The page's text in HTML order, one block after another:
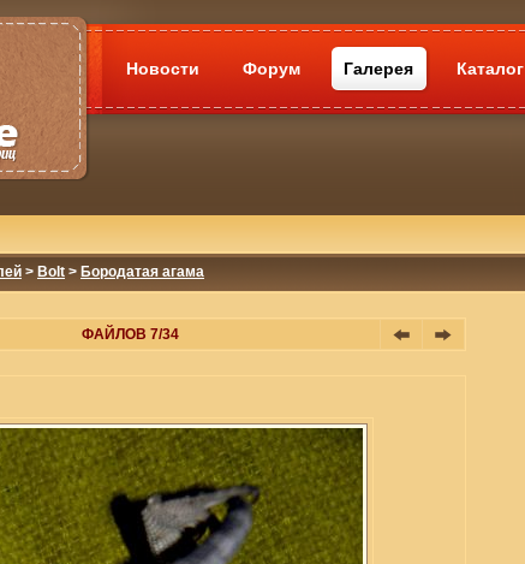
Новости Форум Галерея Каталог
> Bolt > Бородатая агама
ФАЙЛОВ 7/34